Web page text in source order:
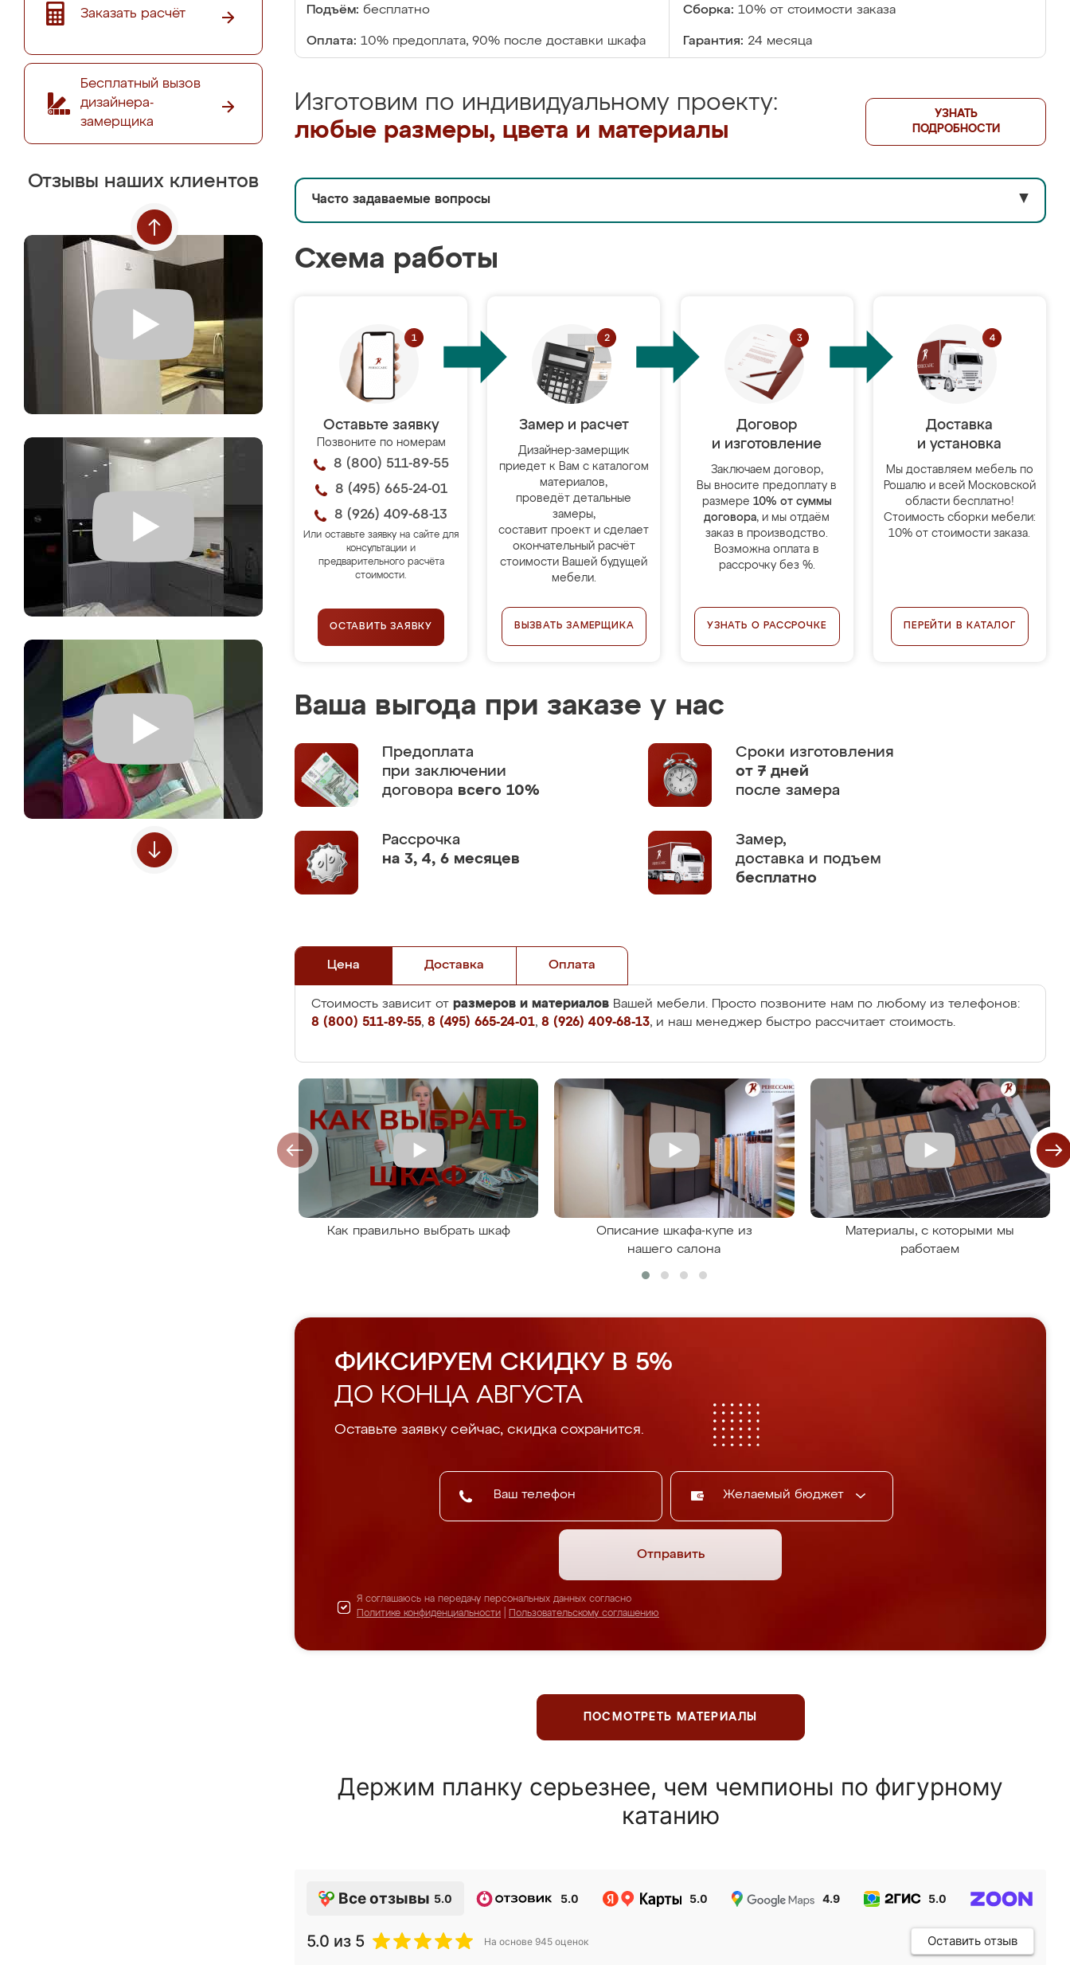
Заказать расчёт
Бесплатный вызов
дизайнера-
замерщика
Отзывы наших клиентов
Подъём: бесплатно Сборка: 10% от стоимости заказа
Оплата: 10% предоплата, 90% после доставки шкафа Гарантия: 24 месяца
Изготовим по индивидуальному проекту:
любые размеры, цвета и материалы
УЗНАТЬ
ПОДРОБНОСТИ
Часто задаваемые вопросы ▼
Схема работы
Оставьте заявку
Позвоните по номерам
8 (800) 511-89-55
8 (495) 665-24-01
8 (926) 409-68-13
Или оставьте заявку на сайте для
консультации и
предварительного расчёта
стоимости.
ОСТАВИТЬ ЗАЯВКУ
Замер и расчет
Дизайнер-замерщик
приедет к Вам с каталогом
материалов,
проведёт детальные
замеры,
составит проект и сделает
окончательный расчёт
стоимости Вашей будущей
мебели.
ВЫЗВАТЬ ЗАМЕРЩИКА
Договор
и изготовление
Заключаем договор,
Вы вносите предоплату в
размере 10% от суммы
договора, и мы отдаём
заказ в производство.
Возможна оплата в
рассрочку без %.
УЗНАТЬ О РАССРОЧКЕ
Доставка
и установка
Мы доставляем мебель по
Рошалю и всей Московской
области бесплатно!
Стоимость сборки мебели:
10% от стоимости заказа.
ПЕРЕЙТИ В КАТАЛОГ
Ваша выгода при заказе у нас
Предоплата
при заключении
договора всего 10%
Сроки изготовления
от 7 дней
после замера
Рассрочка
на 3, 4, 6 месяцев
Замер,
доставка и подъем
бесплатно
Цена Доставка Оплата
Стоимость зависит от размеров и материалов Вашей мебели. Просто позвоните нам по любому из телефонов:
8 (800) 511-89-55, 8 (495) 665-24-01, 8 (926) 409-68-13, и наш менеджер быстро рассчитает стоимость.
Как правильно выбрать шкаф
Описание шкафа-купе из
нашего салона
Материалы, с которыми мы
работаем
ФИКСИРУЕМ СКИДКУ В 5%
ДО КОНЦА АВГУСТА
Оставьте заявку сейчас, скидка сохранится.
Желаемый бюджет
Отправить
Я соглашаюсь на передачу персональных данных согласно
Политике конфиденциальности
Пользовательскому соглашению
ПОСМОТРЕТЬ МАТЕРИАЛЫ
Держим планку серьезнее, чем чемпионы по фигурному
катанию
Все отзывы 5.0 5.0 5.0 4.9 5.0
5.0 из 5 На основе 945 оценок Оставить отзыв